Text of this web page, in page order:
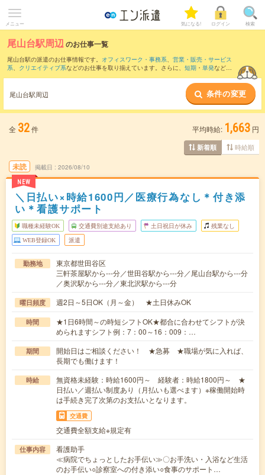
メニュー 気になる! ログイン 検索
尾山台駅周辺のお仕事一覧
尾山台駅の派遣のお仕事情報です。 オフィスワーク・事務系、 営業・販売・サービス
系、 クリエイティブ系などのお仕事を取り揃えています。さらに、 短期 ・ 単発などの
また、二子玉川駅
など近隣駅のお仕事
もご確認いただけます。
尾山台駅周辺 条件の変更
全 32件 平均時給: 1,663 円
新着順 時給順
未読
NEW
掲載日 2026/08/10
＼日払い×時給1600円／医療行為なし＊付き添
い＊看護サポート
職種未経験OK 交通費別途支給あり 土日祝日が休み 残業なし
WEB登録OK 派遣
勤務地
東京都世田谷区
三軒茶屋駅から---分／世田谷駅から---分／尾山台駅から---分
／奥沢駅から---分／東北沢駅から---分
曜日頻度 週2日～5日OK（月～金） ★土日休みOK
時間
★1日6時間～の時短シフトOK★都合に合わせてシフトが決
められますシフト例：7：00～16：009：…
期間
開始日はご相談ください！ ★急募 ★職場が気に入れば、
長期でも働けます！
時給
無資格未経験：時給1600円～ 経験者：時給1800円～ ★
日払い／週払い制度あり（月払いも選べます）※稼働開始時
は手続き完了次第のお支払いとなります。
交通費
交通費全額支給※規定有
仕事内容
看護助手
≪病院でちょっとしたお手伝い≫〇お手洗い・入浴など生活
のお手伝い○診察室への付き添い○食事のサポート…